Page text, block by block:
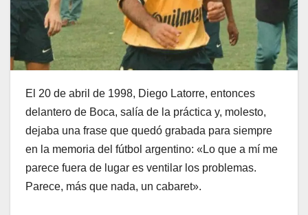
El 20 de abril de 1998, Diego Latorre, entonces
delantero de Boca, salía de la práctica y, molesto,
dejaba una frase que quedó grabada para siempre
en la memoria del fútbol argentino: «Lo que a mí me
parece fuera de lugar es ventilar los problemas.
Parece, más que nada, un cabaret».